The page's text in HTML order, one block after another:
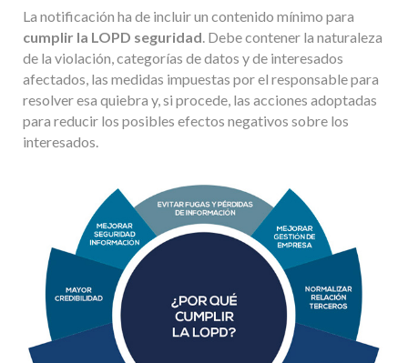
La notificación ha de incluir un contenido mínimo para
cumplir la LOPD seguridad. Debe contener la naturaleza
de la violación, categorías de datos y de interesados
afectados, las medidas impuestas por el responsable para
resolver esa quiebra y, si procede, las acciones adoptadas
para reducir los posibles efectos negativos sobre los
interesados.